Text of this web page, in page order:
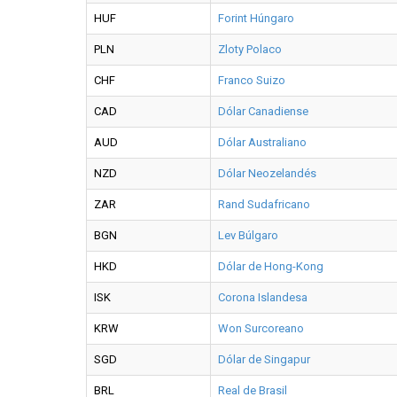
HUF Forint Húngaro
PLN Zloty Polaco
CHF Franco Suizo
CAD Dólar Canadiense
AUD Dólar Australiano
NZD Dólar Neozelandés
ZAR Rand Sudafricano
BGN Lev Búlgaro
HKD Dólar de Hong-Kong
ISK Corona Islandesa
KRW Won Surcoreano
SGD Dólar de Singapur
BRL Real de Brasil